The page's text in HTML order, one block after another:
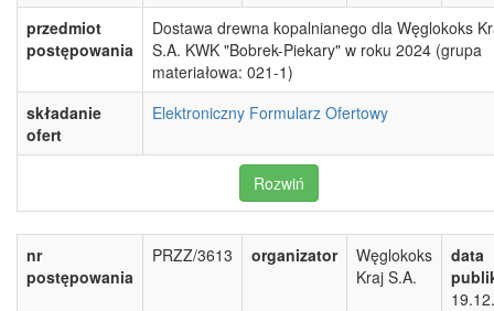
przedmiot
postępowania
Dostawa drewna kopalnianego dla Węglokoks
S.A. KWK "Bobrek-Piekary" w roku 2024 (grupa
materiałowa: 021-1)
składanie
ofert
Elektroniczny Formularz Ofertowy
Rozwiń
nr
postępowania
PRZZ/3613 organizator
Węglokoks
Kraj S.A.
data